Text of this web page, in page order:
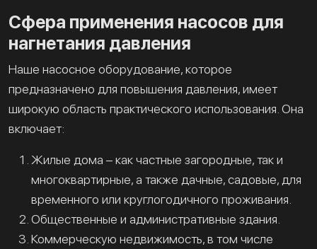
Сфера применения насосов для
нагнетания давления
Наше насосное оборудование, которое
предназначено для повышения давления, имеет
широкую область практического использования. Она
включает:
Жилые дома – как частные загородные, так и
многоквартирные, а также дачные, садовые, для
временного или круглогодичного проживания.
Общественные и административные здания.
Коммерческую недвижимость, в том числе